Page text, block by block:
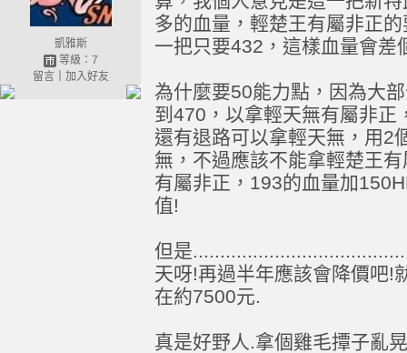
凱雅斯
等級：7
留言｜ 加入好友
多的血量，輕楚王有屬非正
一把只要432，這樣血量會差
為什麼要50能力點，因為大
到470，以拿輕天無有屬非正
還有退路可以拿輕天無，用2
無，不過應該不能拿輕楚王
有屬非正，193的血量加
值!
但是
天呀!再過半年應該會降價吧!
在約7500元.
真是好野人.拿個雞毛撢子亂